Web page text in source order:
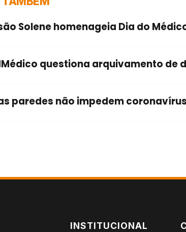
Solene homenageia Dia do
questiona arquivamento de
paredes não impedem coronavírus
INSTITUCIONAL